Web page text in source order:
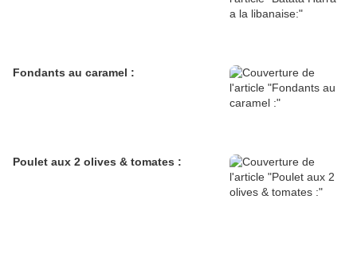
Fondants au caramel :
Poulet aux 2 olives & tomates :